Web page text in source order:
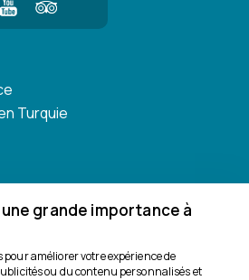
Turquie
grande importance à
pour améliorer votre expérience de
ou du contenu personnalisés et